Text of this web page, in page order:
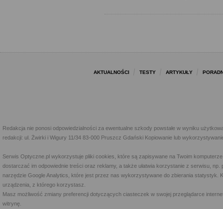
AKTUALNOŚCI TESTY ARTYKUŁY
Redakcja nie ponosi odpowiedzialności za ewentualne szkody powstałe w wyniku
redakcji: ul. Żwirki i Wigury 11/34 83-000 Pruszcz Gdański Kopiowanie lub
Serwis Optyczne.pl wykorzystuje pliki cookies, które są zapisywane na Twoim
dostarczać im odpowiednie treści oraz reklamy, a także ułatwia korzystanie z serwisu,
narzędzie Google Analytics, które jest przez nas wykorzystywane do zbierania statystyk.
urządzenia, z którego korzystasz.
Masz możliwość zmiany preferencji dotyczących ciasteczek w swojej przeglądarce
witrynę.